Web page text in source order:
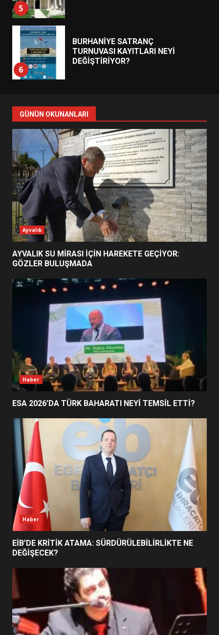
5
6
BURHANİYE SATRANÇ
TURNUVASI KAYITLARI NEYİ
DEĞİŞTİRİYOR?
7
YENİ YÖNETİM NASIL
ŞEKİLLENDİ?
1
AYVALIK SU MİRASI İÇİN
HAREKETE GEÇİYOR: GÖZLER
BULUŞMADA
2
ESA 2026’DA TÜRK BAHARATI
NEYİ TEMSİL ETTİ?
EİB’DE KRİTİK ATAMA:
SÜRDÜRÜLEBİLİRLİKTE NE
DEĞİŞECEK?
4
EDREMİT’İN GURURU TÜRKİYE
FİNALİNDE NE BAŞARDI?
5
UZATILDI: NE DEĞİŞTİ?
6
BURHANİYE SATRANÇ
TURNUVASI KAYITLARI NEYİ
DEĞİŞTİRİYOR?
BURHANİYE BELEDİYESPOR’DA
YENİ YÖNETİM NASIL
GÜNÜN OKUNANLARI
Ayvalık
AYVALIK SU MİRASI İÇİN HAREKETE GEÇİYOR:
GÖZLER BULUŞMADA
Haber
ESA 2026’DA TÜRK BAHARATI NEYİ TEMSİL ETTİ?
Haber
EİB’DE KRİTİK ATAMA: SÜRDÜRÜLEBİLİRLİKTE NE
DEĞİŞECEK?